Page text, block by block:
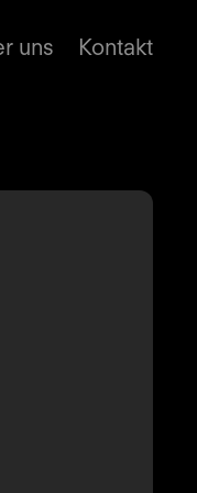
uns Kontakt